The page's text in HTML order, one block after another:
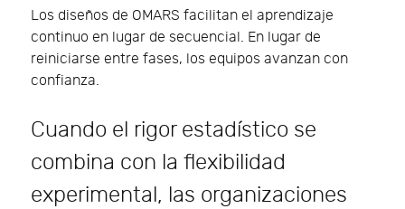
Los diseños de OMARS facilitan el aprendizaje
continuo en lugar de secuencial. En lugar de
reiniciarse entre fases, los equipos avanzan con
confianza.
Cuando el rigor estadístico se
combina con la flexibilidad
experimental, las organizaciones